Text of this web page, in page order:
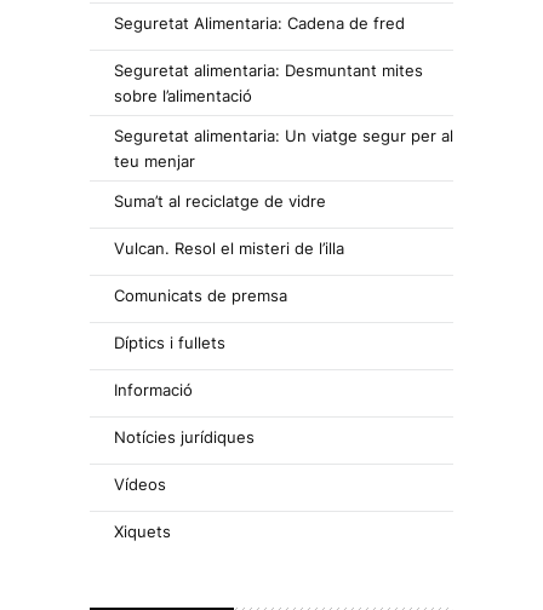
Seguretat Alimentaria: Cadena de fred
Seguretat alimentaria: Desmuntant mites
sobre l’alimentació
Seguretat alimentaria: Un viatge segur per al
teu menjar
Suma’t al reciclatge de vidre
Vulcan. Resol el misteri de l’illa
Comunicats de premsa
Díptics i fullets
Informació
Notícies jurídiques
Vídeos
Xiquets